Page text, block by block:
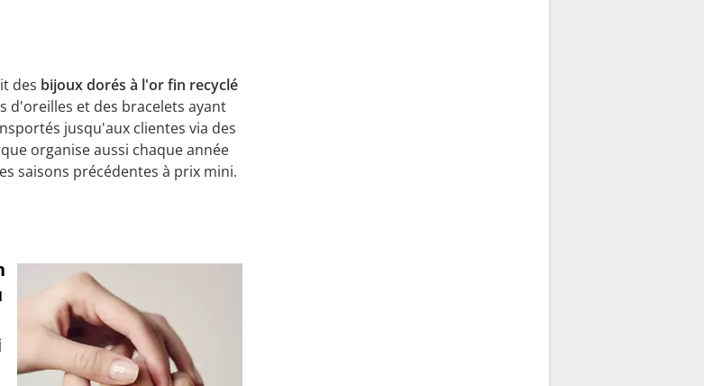
des bijoux dorés à l'or fin recyclé
d'oreilles et des bracelets ayant
jusqu'aux clientes via des
organise aussi chaque année
saisons précédentes à prix mini.